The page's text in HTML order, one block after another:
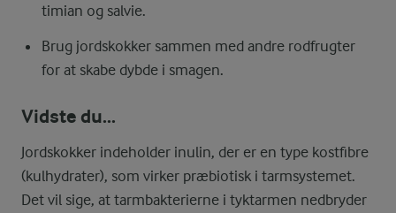
timian og salvie.
Brug jordskokker sammen med andre rodfrugter
for at skabe dybde i smagen.
Vidste du...
Jordskokker indeholder inulin, der er en type kostfibre
(kulhydrater), som virker præbiotisk i tarmsystemet.
Det vil sige, at tarmbakterierne i tyktarmen nedbryder